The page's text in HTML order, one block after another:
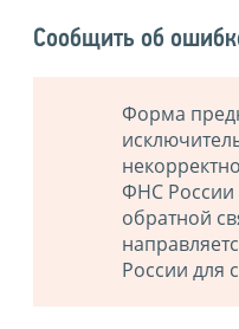
Сообщить об
Форма
ФНС России
обратной
России для